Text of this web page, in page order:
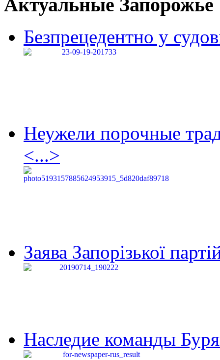
Актуальные Запорожье
Безпрецедентно у
Неужели порочные
<...>
Заява Запорізької
Наследие команды